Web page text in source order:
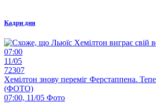
Кадри дня
07:00
11/05
72307
Хемілтон знову переміг Ферстаппена.
(ФОТО)
07:00, 11/05 Фото